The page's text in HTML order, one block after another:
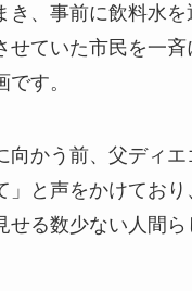
き、事前に飲料水を
せていた市民を一斉
す。
向かう前、父ディエ
」と声をかけてお
せる数少ない人間ら